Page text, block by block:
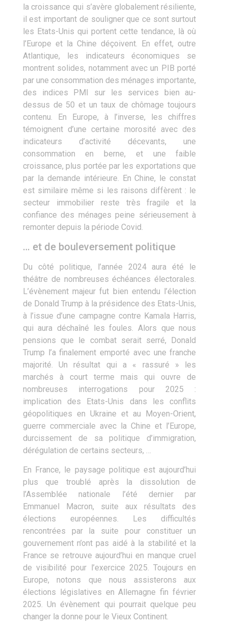
la croissance qui s’avère globalement résiliente,
il est important de souligner que ce sont surtout
les Etats-Unis qui portent cette tendance, là où
l’Europe et la Chine déçoivent. En effet, outre
Atlantique, les indicateurs économiques se
montrent solides, notamment avec un PIB porté
par une consommation des ménages importante,
des indices PMI sur les services bien au-
dessus de 50 et un taux de chômage toujours
contenu. En Europe, à l’inverse, les chiffres
témoignent d’une certaine morosité avec des
indicateurs d’activité décevants, une
consommation en berne, et une faible
croissance, plus portée par les exportations que
par la demande intérieure. En Chine, le constat
est similaire même si les raisons diffèrent : le
secteur immobilier reste très fragile et la
confiance des ménages peine sérieusement à
remonter depuis la période Covid.
… et de bouleversement politique
Du côté politique, l’année 2024 aura été le
théâtre de nombreuses échéances électorales.
L’évènement majeur fut bien entendu l’élection
de Donald Trump à la présidence des Etats-Unis,
à l’issue d’une campagne contre Kamala Harris,
qui aura déchaîné les foules. Alors que nous
pensions que le combat serait serré, Donald
Trump l’a finalement emporté avec une franche
majorité. Un résultat qui a « rassuré » les
marchés à court terme mais qui ouvre de
nombreuses interrogations pour 2025 :
implication des Etats-Unis dans les conflits
géopolitiques en Ukraine et au Moyen-Orient,
guerre commerciale avec la Chine et l’Europe,
durcissement de sa politique d’immigration,
dérégulation de certains secteurs, …
En France, le paysage politique est aujourd’hui
plus que troublé après la dissolution de
l’Assemblée nationale l’été dernier par
Emmanuel Macron, suite aux résultats des
élections européennes. Les difficultés
rencontrées par la suite pour constituer un
gouvernement n’ont pas aidé à la stabilité et la
France se retrouve aujourd’hui en manque cruel
de visibilité pour l’exercice 2025. Toujours en
Europe, notons que nous assisterons aux
élections législatives en Allemagne fin février
2025. Un évènement qui pourrait quelque peu
changer la donne pour le Vieux Continent.